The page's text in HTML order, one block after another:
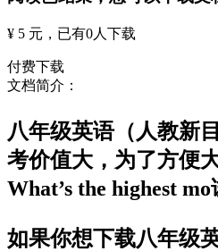
¥ 5 元 ，已有0人下载
付费下载
文档简介：
八年级英语（人教新
考价值大，为了方便
What’s the highest
如果你想下载八年级